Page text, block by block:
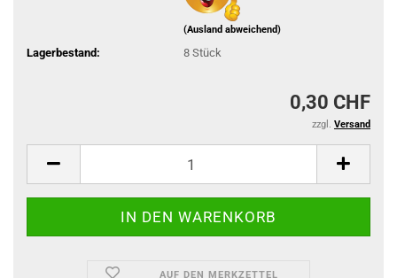
(Ausland abweichend)
Lagerbestand: 8 Stück
0,30 CHF
zzgl. Versand
AUF DEN MERKZETTEL